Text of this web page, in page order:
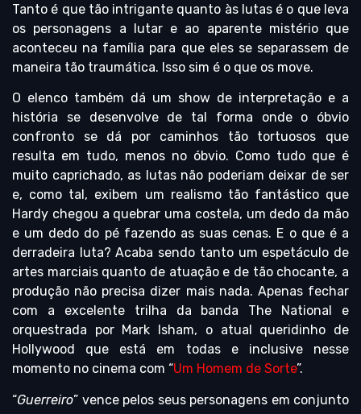
Tanto é que tão intrigante quanto às lutas é o que leva
os personagens a lutar e ao aparente mistério que
aconteceu na família para que eles se separassem de
maneira tão traumática. Isso sim é o que os move.
O elenco também dá um show de interpretação e a
história se desenvolve de tal forma onde o óbvio
confronto se dá por caminhos tão tortuosos que
resulta em tudo, menos no óbvio. Como tudo que é
muito caprichado, as lutas não poderiam deixar de ser
e, como tal, exibem um realismo tão fantástico que
Hardy chegou a quebrar uma costela, um dedo da mão
e um dedo do pé fazendo as suas cenas. E o que é a
derradeira luta? Acaba sendo tanto um espetáculo de
artes marciais quanto de atuação e de tão chocante, a
produção não precisa dizer mais nada. Apenas fechar
com a excelente trilha da banda The National e
orquestrada por Mark Isham, o atual queridinho de
Hollywood que está em todas e inclusive nesse
momento no cinema com “Um Homem de Sorte”.
“Guerreiro” vence pelos seus personagens em conjunto